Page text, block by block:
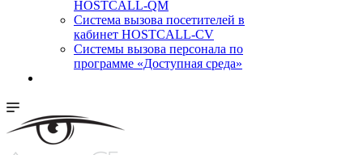
HOSTCALL-QM
Cистема вызова посетителей в
кабинет HOSTCALL-CV
Системы вызова персонала по
программе «Доступная среда»